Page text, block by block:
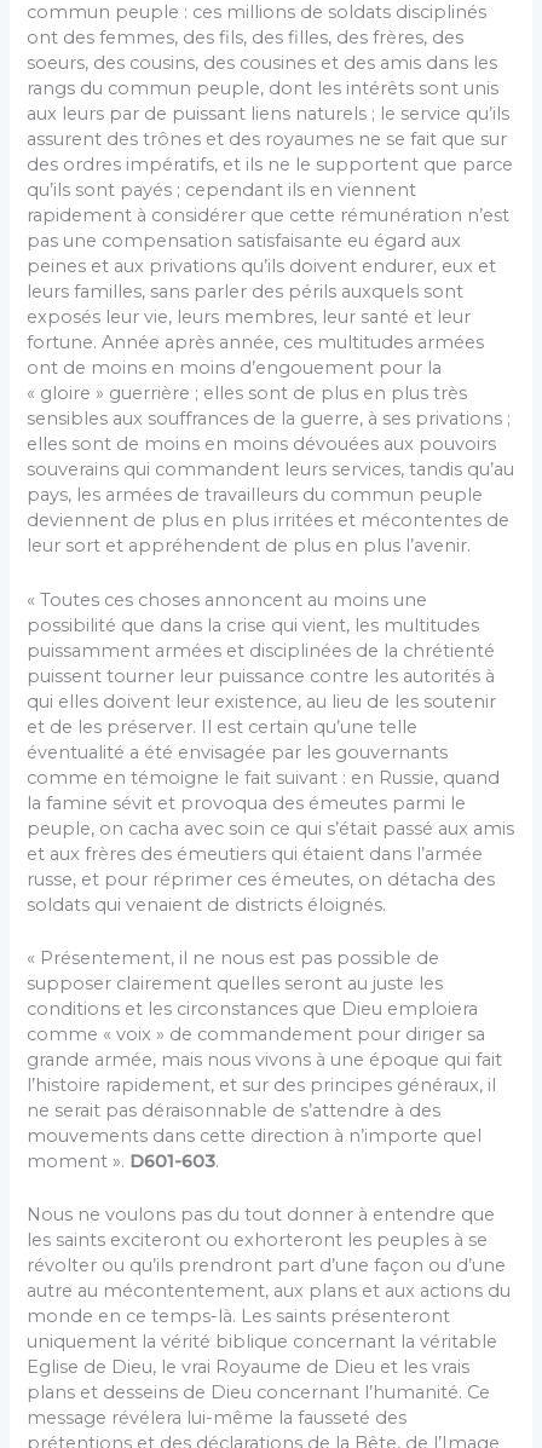
commun peuple : ces millions de soldats disciplinés
ont des femmes, des fils, des filles, des frères, des
soeurs, des cousins, des cousines et des amis dans les
rangs du commun peuple, dont les intérêts sont unis
aux leurs par de puissant liens naturels ; le service qu’ils
assurent des trônes et des royaumes ne se fait que sur
des ordres impératifs, et ils ne le supportent que parce
qu’ils sont payés ; cependant ils en viennent
rapidement à considérer que cette rémunération n’est
pas une compensation satisfaisante eu égard aux
peines et aux privations qu’ils doivent endurer, eux et
leurs familles, sans parler des périls auxquels sont
exposés leur vie, leurs membres, leur santé et leur
fortune. Année après année, ces multitudes armées
ont de moins en moins d’engouement pour la
« gloire » guerrière ; elles sont de plus en plus très
sensibles aux souffrances de la guerre, à ses privations ;
elles sont de moins en moins dévouées aux pouvoirs
souverains qui commandent leurs services, tandis qu’au
pays, les armées de travailleurs du commun peuple
deviennent de plus en plus irritées et mécontentes de
leur sort et appréhendent de plus en plus l’avenir.
« Toutes ces choses annoncent au moins une
possibilité que dans la crise qui vient, les multitudes
puissamment armées et disciplinées de la chrétienté
puissent tourner leur puissance contre les autorités à
qui elles doivent leur existence, au lieu de les soutenir
et de les préserver. Il est certain qu’une telle
éventualité a été envisagée par les gouvernants
comme en témoigne le fait suivant : en Russie, quand
la famine sévit et provoqua des émeutes parmi le
peuple, on cacha avec soin ce qui s’était passé aux amis
et aux frères des émeutiers qui étaient dans l’armée
russe, et pour réprimer ces émeutes, on détacha des
soldats qui venaient de districts éloignés.
« Présentement, il ne nous est pas possible de
supposer clairement quelles seront au juste les
conditions et les circonstances que Dieu emploiera
comme « voix » de commandement pour diriger sa
grande armée, mais nous vivons à une époque qui fait
l’histoire rapidement, et sur des principes généraux, il
ne serait pas déraisonnable de s’attendre à des
mouvements dans cette direction à n’importe quel
moment ». D601-603.
Nous ne voulons pas du tout donner à entendre que
les saints exciteront ou exhorteront les peuples à se
révolter ou qu’ils prendront part d’une façon ou d’une
autre au mécontentement, aux plans et aux actions du
monde en ce temps-là. Les saints présenteront
uniquement la vérité biblique concernant la véritable
Eglise de Dieu, le vrai Royaume de Dieu et les vrais
plans et desseins de Dieu concernant l’humanité. Ce
message révélera lui-même la fausseté des
prétentions et des déclarations de la Bête, de l’Image